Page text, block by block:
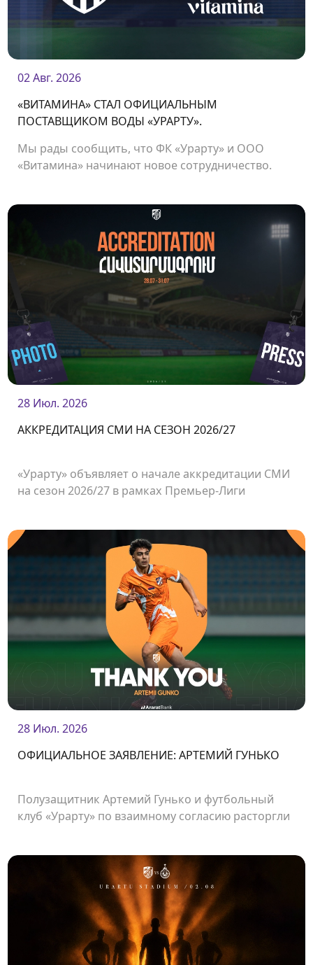
02 Авг. 2026
«ВИТАМИНА» СТАЛ ОФИЦИАЛЬНЫМ
ПОСТАВЩИКОМ ВОДЫ «УРАРТУ».
Мы рады сообщить, что ФК «Урарту» и ООО
«Витамина» начинают новое сотрудничество.
28 Июл. 2026
АККРЕДИТАЦИЯ СМИ НА СЕЗОН 2026/27
«Урарту» объявляет о начале аккредитации СМИ
на сезон 2026/27 в рамках Премьер-Лиги
28 Июл. 2026
ОФИЦИАЛЬНОЕ ЗАЯВЛЕНИЕ: АРТЕМИЙ ГУНЬКО
Полузащитник Артемий Гунько и футбольный
клуб «Урарту» по взаимному согласию расторгли